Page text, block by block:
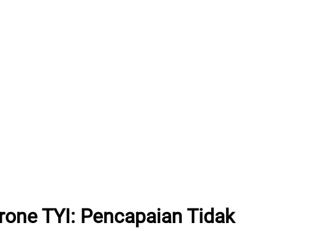
TYI: Pencapaian Tidak